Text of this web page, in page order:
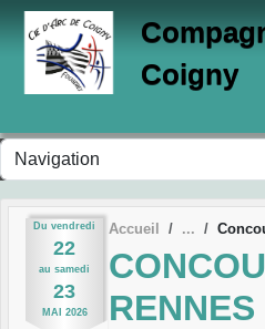
Coigny
Du vendredi
22
au samedi
23
MAI 2026
Accueil
RENNES
Panneau de gestion des cookies